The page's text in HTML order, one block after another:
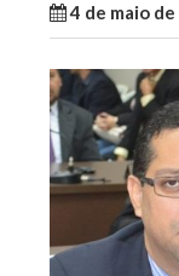
4 de maio